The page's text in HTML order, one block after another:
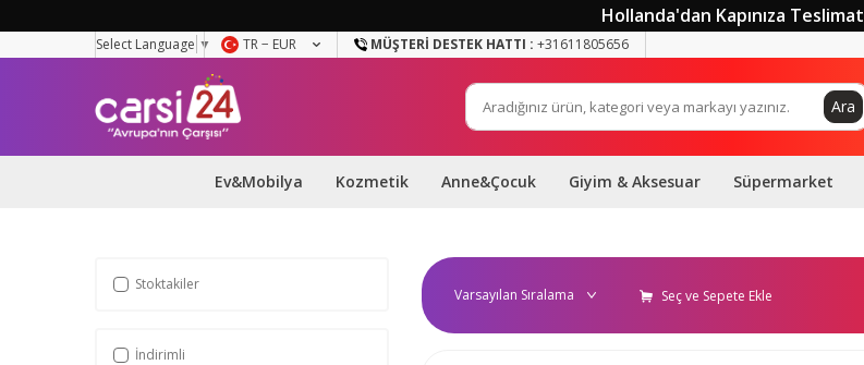
Hollanda'dan Kapınıza Teslimat
Select Language ▼ TR − EUR MÜŞTERI DESTEK HATTI : +31611805656
Ara
Ev&Mobilya Kozmetik Anne&Çocuk Giyim & Aksesuar Süpermarket
Stoktakiler
İndirimli
Seç ve Sepete Ekle